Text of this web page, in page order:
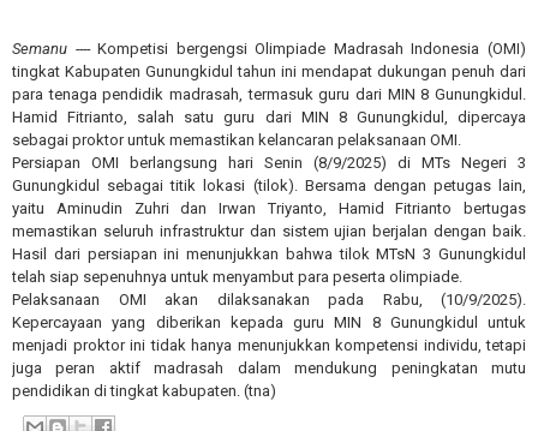
Semanu ----Kompetisi bergengsi Olimpiade Madrasah Indonesia (OMI)
tingkat Kabupaten Gunungkidul tahun ini mendapat dukungan penuh dari
para tenaga pendidik madrasah, termasuk guru dari MIN 8 Gunungkidul.
Hamid Fitrianto, salah satu guru dari MIN 8 Gunungkidul, dipercaya
sebagai proktor untuk memastikan kelancaran pelaksanaan OMI.
Persiapan OMI berlangsung hari Senin (8/9/2025) di MTs Negeri 3
Gunungkidul sebagai titik lokasi (tilok). Bersama dengan petugas lain,
yaitu Aminudin Zuhri dan Irwan Triyanto, Hamid Fitrianto bertugas
memastikan seluruh infrastruktur dan sistem ujian berjalan dengan baik.
Hasil dari persiapan ini menunjukkan bahwa tilok MTsN 3 Gunungkidul
telah siap sepenuhnya untuk menyambut para peserta olimpiade.
Pelaksanaan OMI akan dilaksanakan pada Rabu, (10/9/2025).
Kepercayaan yang diberikan kepada guru MIN 8 Gunungkidul untuk
menjadi proktor ini tidak hanya menunjukkan kompetensi individu, tetapi
juga peran aktif madrasah dalam mendukung peningkatan mutu
pendidikan di tingkat kabupaten. (tna)